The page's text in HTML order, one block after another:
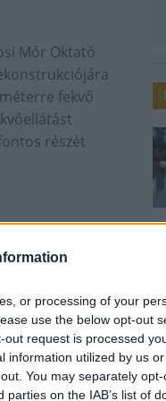
or processing of your
use the below opt-out
request is processed
information utilized by us
You may separately
on the IAB’s list of
Mór Oktató
fekvő
részét
már
között
ben
fejlesztették,
megyei